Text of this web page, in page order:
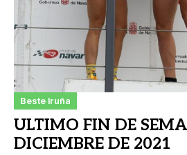
Beste Iruña
ULTIMO FIN DE
DICIEMBRE DE 2021